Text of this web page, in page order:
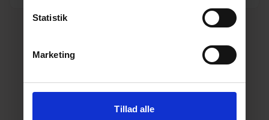
Statistik
Marketing
Tillad alle